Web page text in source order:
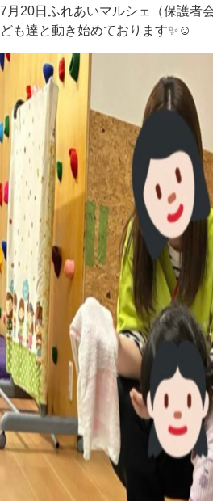
7月20日ふれあいマルシェ（保護者
ども達と動き始めております✨☺️